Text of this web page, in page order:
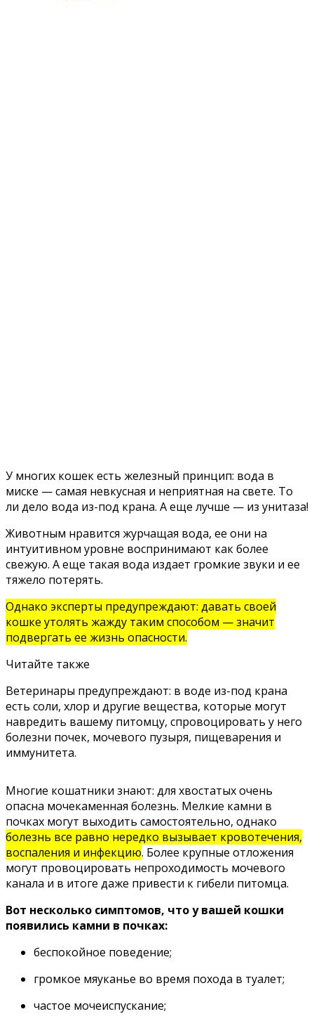
У многих кошек есть железный принцип: вода в
миске — самая невкусная и неприятная на свете. То
ли дело вода из-под крана. А еще лучше — из унитаза!
Животным нравится журчащая вода, ее они на
интуитивном уровне воспринимают как более
свежую. А еще такая вода издает громкие звуки и ее
тяжело потерять.
Однако эксперты предупреждают: давать своей
кошке утолять жажду таким способом — значит
подвергать ее жизнь опасности.
Читайте также
Ветеринары предупреждают: в воде из-под крана
есть соли, хлор и другие вещества, которые могут
навредить вашему питомцу, спровоцировать у него
болезни почек, мочевого пузыря, пищеварения и
иммунитета.
Многие кошатники знают: для хвостатых очень
опасна мочекаменная болезнь. Мелкие камни в
почках могут выходить самостоятельно, однако
болезнь все равно нередко вызывает кровотечения,
воспаления и инфекцию. Более крупные отложения
могут провоцировать непроходимость мочевого
канала и в итоге даже привести к гибели питомца.
Вот несколько симптомов, что у вашей кошки
появились камни в почках:
беспокойное поведение;
громкое мяуканье во время похода в туалет;
частое мочеиспускание;